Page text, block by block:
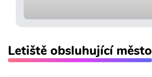
Letiště obsluhující město